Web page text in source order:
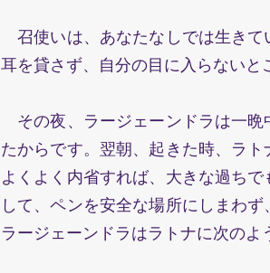
召使いは、あなたなしでは生きて
耳を貸さず、自分の目に入らないと
その夜、ラージェーンドラは一晩
たからです。翌朝、起きた時、ラ
よくよく内省すれば、大きな過ち
して、ペンを安全な場所にしまわ
ラージェーンドラはラトナに次